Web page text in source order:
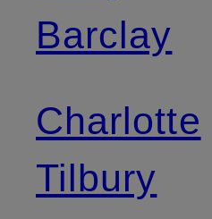
Barclay
Charlotte
Tilbury